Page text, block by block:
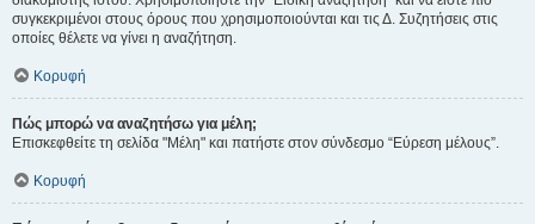
συγκεκριμένοι στους όρους που χρησιμοποιούνται και τις Δ. Συζητήσεις στις
οποίες θέλετε να γίνει η αναζήτηση.
Κορυφή
Πώς μπορώ να αναζητήσω για μέλη;
Επισκεφθείτε τη σελίδα "Μέλη" και πατήστε στον σύνδεσμο “Εύρεση μέλους”.
Κορυφή